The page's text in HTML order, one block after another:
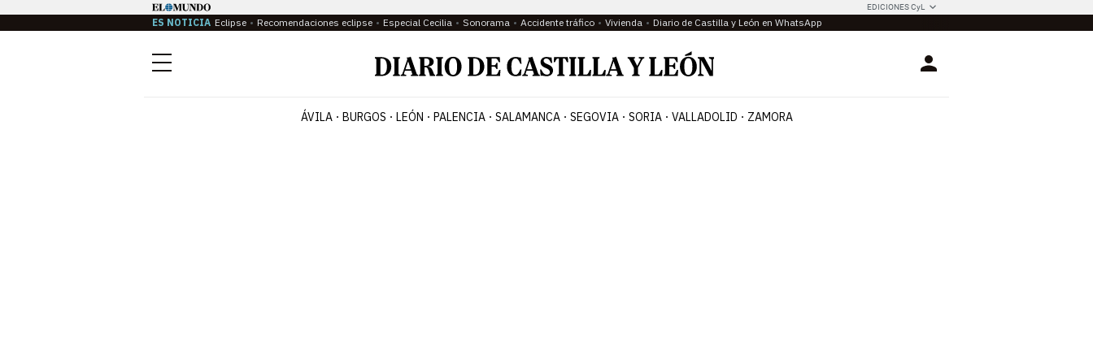
EDICIONES CyL
ES NOTICIA Eclipse Recomendaciones eclipse Especial Cecilia Sonorama Accidente tráfico Vivienda Diario de Castilla y León en WhatsApp
Menú Login
ÁVILA BURGOS LEÓN PALENCIA SALAMANCA SEGOVIA SORIA VALLADOLID ZAMORA